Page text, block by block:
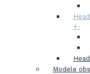
+-
Modele